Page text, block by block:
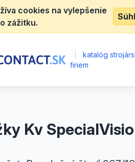
cookies na vylepšenie
zážitku.
katalóg
firiem
Kv